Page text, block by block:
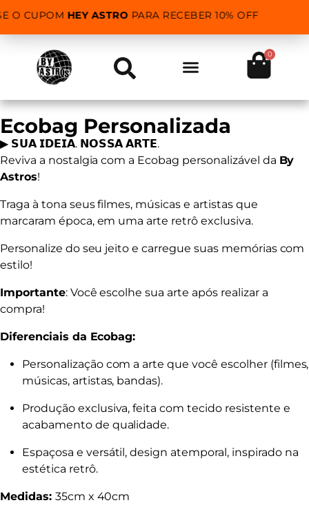
O CUPOMHEY ASTROPARA RECEBER 10% OFF
0
Ecobag Personalizada
▶︎ 𝗦𝗨𝗔 𝗜𝗗𝗘𝗜𝗔. 𝗡𝗢𝗦𝗦𝗔 𝗔𝗥𝗧𝗘.
Reviva a nostalgia com a Ecobag personalizável da By
Astros!
Traga à tona seus filmes, músicas e artistas que
marcaram época, em uma arte retrô exclusiva.
Personalize do seu jeito e carregue suas memórias com
estilo!
Importante: Você escolhe sua arte após realizar a
compra!
Diferenciais da Ecobag:
Personalização com a arte que você escolher (filmes,
músicas, artistas, bandas).
Produção exclusiva, feita com tecido resistente e
acabamento de qualidade.
Espaçosa e versátil, design atemporal, inspirado na
estética retrô.
Medidas: 35cm x 40cm